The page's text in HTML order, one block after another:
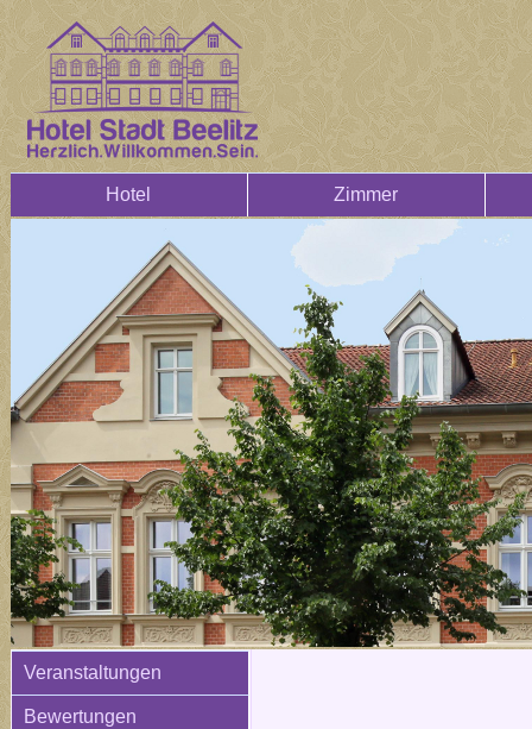
Hotel Zimmer
Veranstaltungen
Bewertungen